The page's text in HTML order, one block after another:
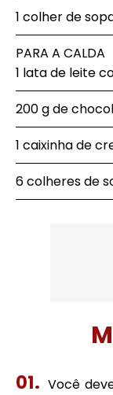
1 colher de
PARA A CALDA
1 lata de leite
200 g de
1 caixinha de
6 colheres de
Você